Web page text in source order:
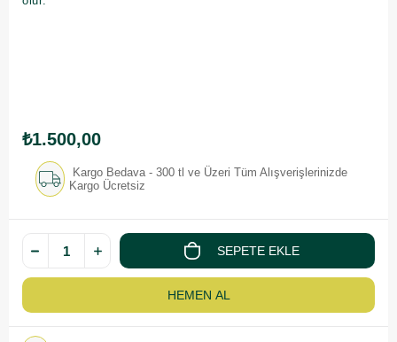
₺1.500,00
Kargo Bedava - 300 tl ve Üzeri Tüm Alışverişlerinizde
Kargo Ücretsiz